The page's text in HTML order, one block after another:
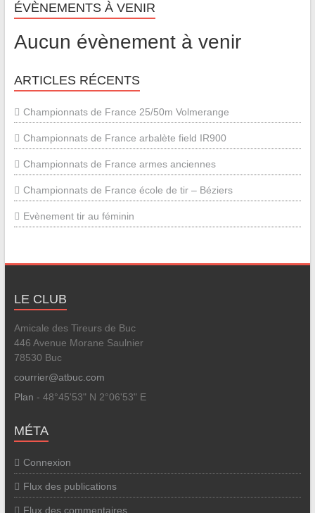
ÉVÈNEMENTS À VENIR
Aucun évènement à venir
ARTICLES RÉCENTS
Championnats de France 25/50m Volmerange
Championnats de France arbalète field IR900
Championnats de France armes anciennes
Championnats de France école de tir – Béziers
Evènement tir au féminin
LE CLUB
Amicale des Tireurs de Buc
446 Avenue Morane Saulnier
78530 Buc
courrier@atbuc.com
Plan - 48°45'53" N 2°06'53" E
MÉTA
Connexion
Flux des publications
Flux des commentaires